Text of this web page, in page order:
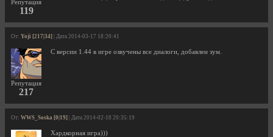
Репутация
119
От: Yoji [217|34] | Дата 2014-03-17 18:20:41
Репутация
217
С версии 1.44 в игре озвучены все диалоги, добавлен зум.
От: WWS_Soska [0|19] | Дата 2014-02-18 20:35:19
Хардкорная игра)))